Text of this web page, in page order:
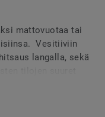
mattovuotaa tai
Vesitiiviin
langalla, sekä
saumat myös
yksi- tai